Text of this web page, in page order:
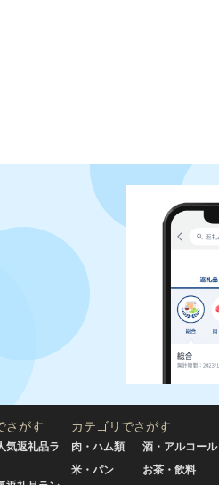
さがす
気返礼品ラ
カテゴリでさがす
肉・ハム類
米・パン
酒・アルコール
お茶・飲料